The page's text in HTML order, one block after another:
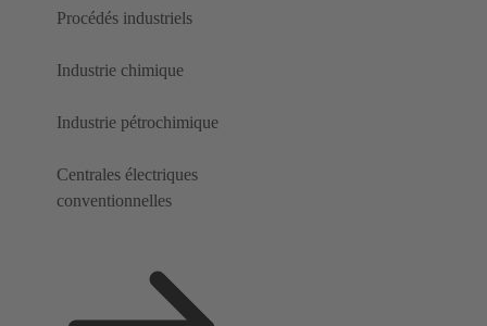
Procédés industriels
Industrie chimique
Industrie pétrochimique
Centrales électriques
conventionnelles